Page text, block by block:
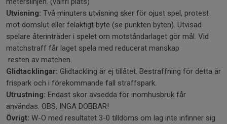
Utvisning: Två minuters utvisning sker för ojust spel, protest
mot domslut eller felaktigt byte (se punkten byten). Utvisad
spelare återinträder i spelet om motståndarlaget gör mål. Vid
matchstraff får laget spela med reducerat manskap
resten av matchen.
Glidtacklingar: Glidtackling är ej tillåtet. Bestraffning för detta är
frispark och i förekommande fall straffspark.
Utrustning: Endast skor avsedda för inomhusbruk får
användas. OBS, INGA DOBBAR!
Övrigt: W-O med resultatet 3-0 tilldöms om lag inte infinner sig